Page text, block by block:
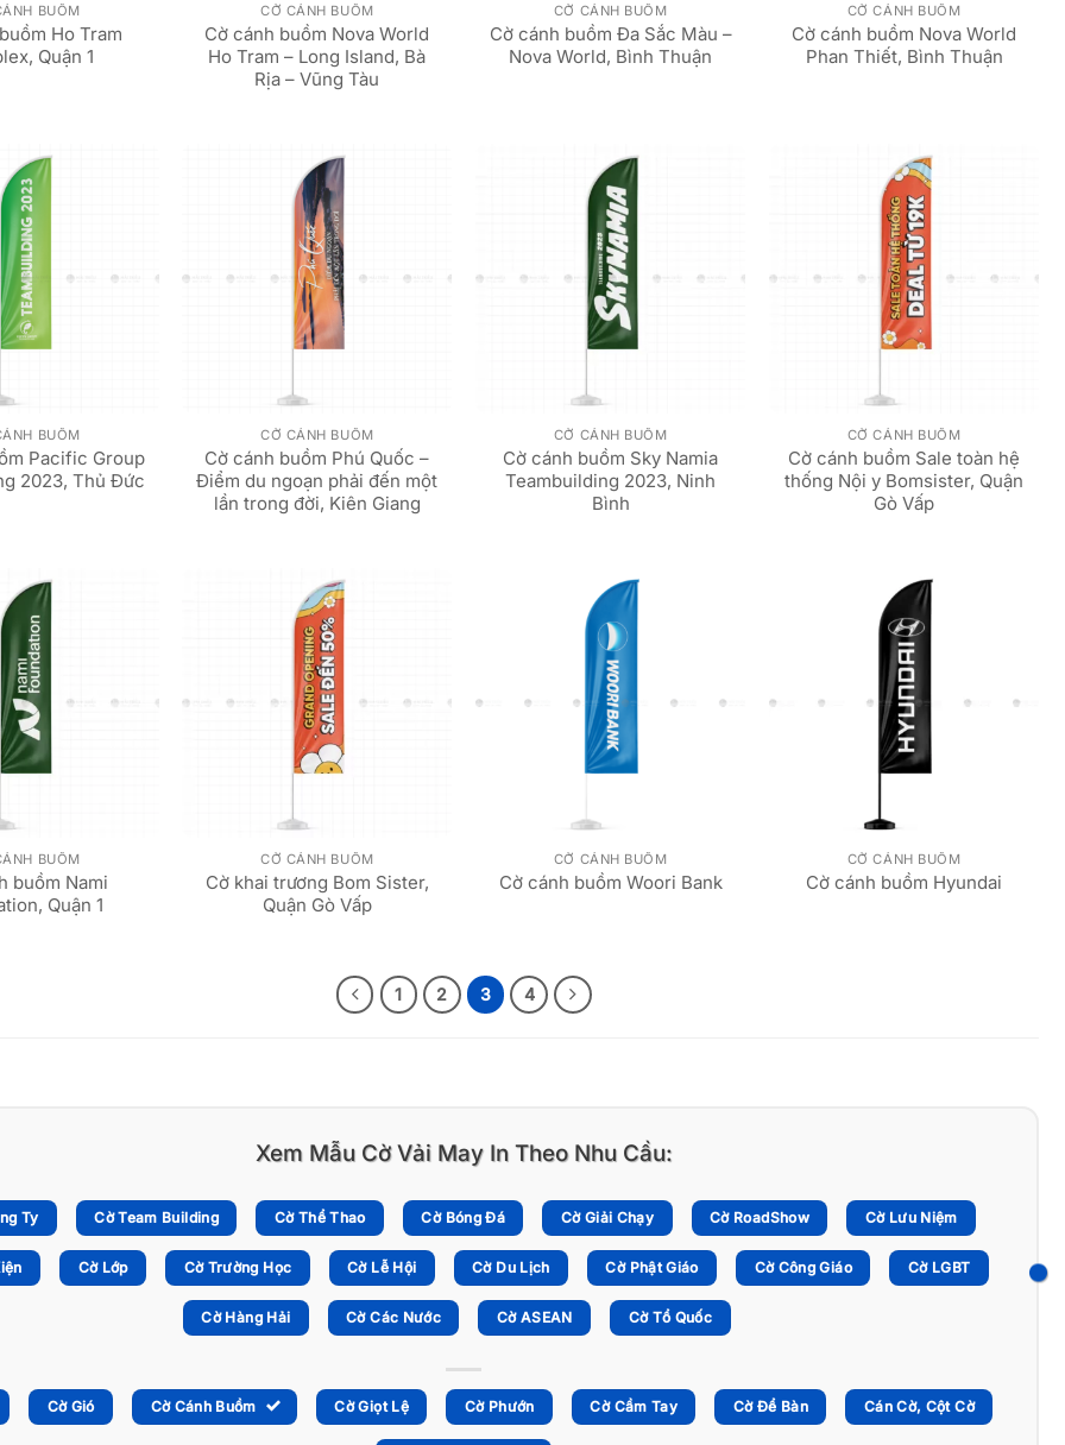
BUỒM
Ho Tram
Quận 1
CỜ CÁNH BUỒM
Cờ cánh buồm Nova World
Ho Tram – Long Island, Bà
Rịa – Vũng Tàu
CỜ CÁNH BUỒM
Cờ cánh buồm Đa Sắc Màu –
Nova World, Bình Thuận
CỜ CÁNH BUỒM
Cờ cánh buồm Nova World
Phan Thiết, Bình Thuận
BUỒM
Pacific Group
2023, Thủ Đức
CỜ CÁNH BUỒM
Cờ cánh buồm Phú Quốc –
Điểm du ngoạn phải đến một
lần trong đời, Kiên Giang
CỜ CÁNH BUỒM
Cờ cánh buồm Sky Namia
Teambuilding 2023, Ninh
Bình
CỜ CÁNH BUỒM
Cờ cánh buồm Sale toàn hệ
thống Nội y Bomsister, Quận
Gò Vấp
BUỒM
buồm Nami
Quận 1
CỜ CÁNH BUỒM
Cờ khai trương Bom Sister,
Quận Gò Vấp
CỜ CÁNH BUỒM
Cờ cánh buồm Woori Bank
CỜ CÁNH BUỒM
Cờ cánh buồm Hyundai
1 2 3 4
Xem Mẫu Cờ Vải May In Theo Nhu Cầu:
Ty Cờ Team Building Cờ Thể Thao Cờ Bóng Đá Cờ Giải Chạy Cờ RoadShow Cờ Lưu Niệm
Cờ Lớp Cờ Trường Học Cờ Lễ Hội Cờ Du Lịch Cờ Phật Giáo Cờ Công Giáo Cờ LGBT
Cờ Hàng Hải Cờ Các Nước Cờ ASEAN Cờ Tổ Quốc
Cờ Gió Cờ Cánh Buồm Cờ Giọt Lệ Cờ Phướn Cờ Cầm Tay Cờ Để Bàn Cán Cờ, Cột Cờ